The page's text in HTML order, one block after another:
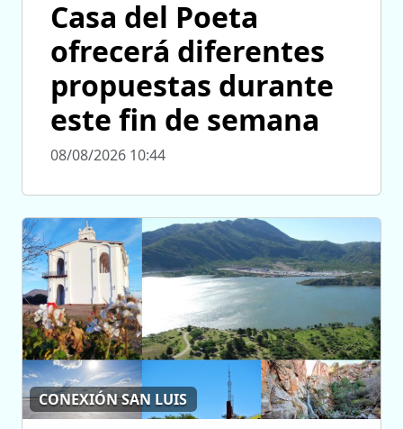
Casa del Poeta
ofrecerá diferentes
propuestas durante
este fin de semana
08/08/2026 10:44
CONEXIÓN SAN LUIS